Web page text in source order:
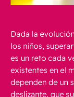
Dada la
los niños,
es un reto cada
existentes en el
dependen de un
deslizante, que